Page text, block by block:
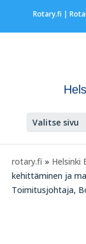
Rotary.fi |
Valitse sivu
rotary.fi » Helsinki
kehittäminen ja
Toimitusjohtaja,